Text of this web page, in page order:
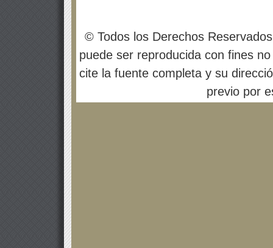
© Todos los Derechos
puede ser reproducida con fines
cite la fuente completa y su
previo por